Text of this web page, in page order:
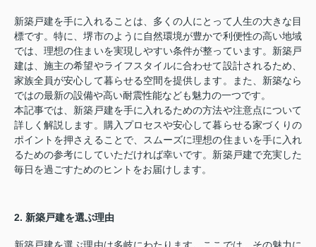
新築戸建を手に入れることは、多くの人にとって人生の大きな目
標です。特に、堺市のように自然環境が豊かで利便性の高い地域
では、理想の住まいを実現しやすい条件が整っています。新築戸
建は、施主の希望やライフスタイルに合わせて設計されるため、
家族全員が安心して暮らせる空間を提供します。また、新築なら
ではの最新の設備や高い耐震性能なども魅力の一つです。
本記事では、新築戸建を手に入れるための方法や注意点について
詳しく解説します。購入プロセスや安心して暮らせる家づくりの
ポイントを押さえることで、スムーズに理想の住まいを手に入れ
るための参考にしていただければ幸いです。新築戸建で充実した
毎日を過ごすためのヒントをお届けします。
2. 新築戸建を選ぶ理由